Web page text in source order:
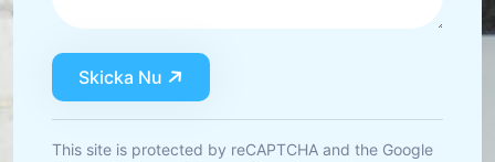
Skicka Nu
This site is protected by reCAPTCHA and the Google